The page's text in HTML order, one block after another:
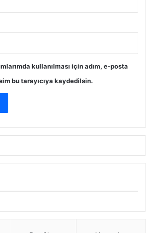
kullanılması için adım, e-posta
bu tarayıcıya kaydedilsin.